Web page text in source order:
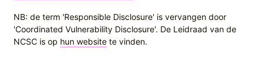
NB: de term 'Responsible Disclosure' is vervangen door
'Coordinated Vulnerability Disclosure'. De Leidraad van de
NCSC is op hun website te vinden.